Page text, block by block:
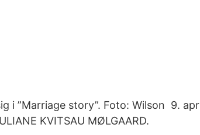
i ”Marriage story”. Foto: Wilson 9. apr
KVITSAU MØLGAARD.